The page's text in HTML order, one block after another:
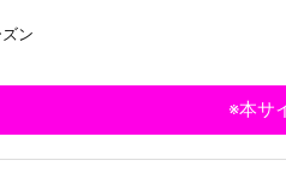
ン
※本サ